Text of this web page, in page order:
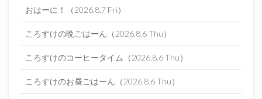
おはーに！（2026.8.7 Fri）
ころすけの晩ごはーん（2026.8.6 Thu）
ころすけのコーヒータイム（2026.8.6 Thu）
ころすけのお昼ごはーん（2026.8.6 Thu）